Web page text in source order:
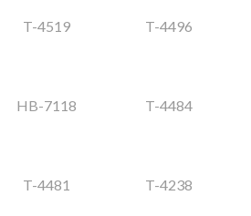
T-4519 T-4496
HB-7118 T-4484
T-4481 T-4238